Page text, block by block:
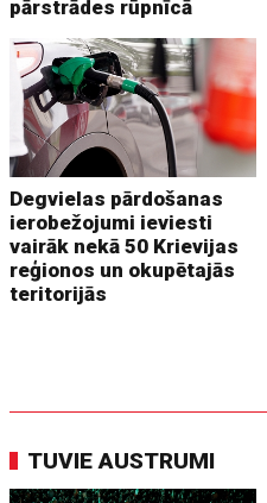
pārstrādes rūpnīcā
Degvielas pārdošanas
ierobežojumi ieviesti
vairāk nekā 50 Krievijas
reģionos un okupētajās
teritorijās
TUVIE AUSTRUMI